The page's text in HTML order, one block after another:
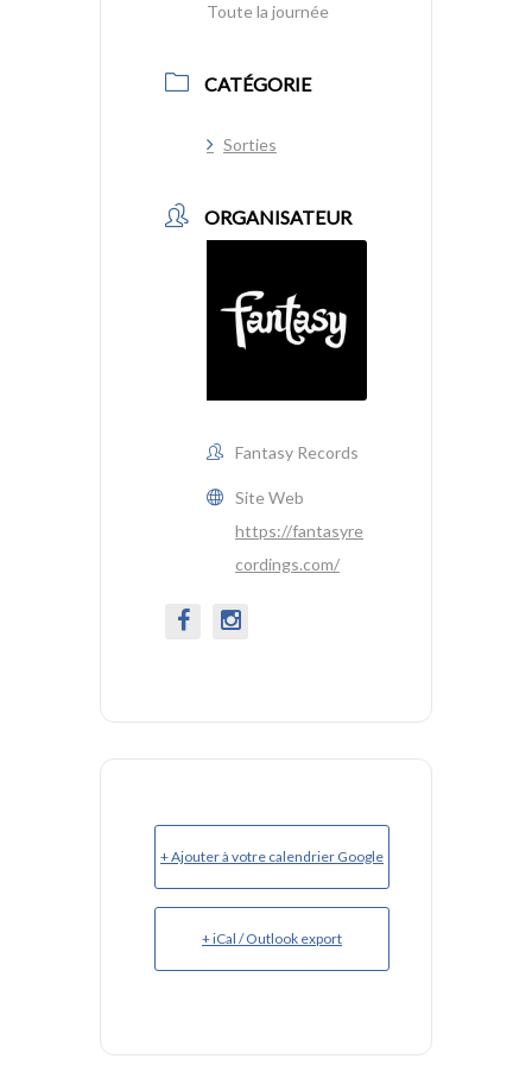
Toute la journée
CATÉGORIE
Sorties
ORGANISATEUR
Fantasy Records
Site Web
https://fantasyre
cordings.com/
+ Ajouter à votre calendrier Google
+ iCal / Outlook export